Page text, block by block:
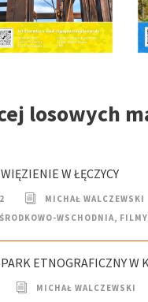
losowych
W ŁĘCZYCY
MICHAŁ WALCZEWSKI
WSCHODNIA, FILMY
ETNOGRAFICZNY W
MICHAŁ WALCZEWSKI